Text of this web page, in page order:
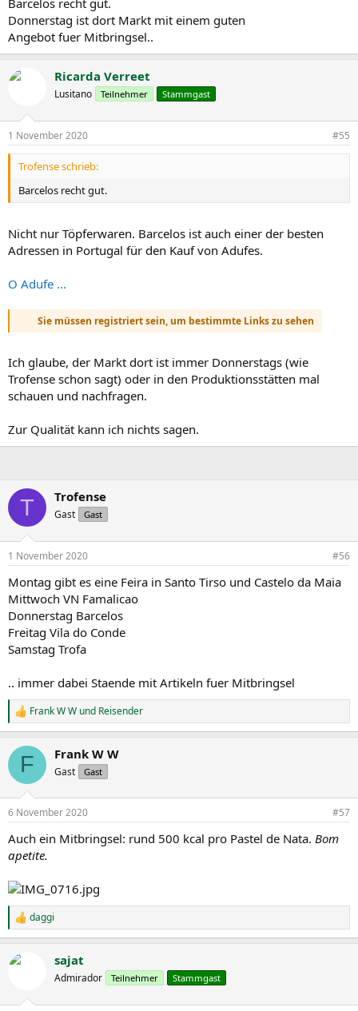
Barcelos recht gut.
Donnerstag ist dort Markt mit einem guten
Angebot fuer Mitbringsel..
Ricarda Verreet
Lusitano Teilnehmer Stammgast
1 November 2020 #55
Trofense schrieb:
Barcelos recht gut.
Nicht nur Töpferwaren. Barcelos ist auch einer der besten
Adressen in Portugal für den Kauf von Adufes.
O Adufe ...
Sie müssen registriert sein, um bestimmte Links zu sehen
Ich glaube, der Markt dort ist immer Donnerstags (wie
Trofense schon sagt) oder in den Produktionsstätten mal
schauen und nachfragen.
Zur Qualität kann ich nichts sagen.
T Trofense
Gast Gast
1 November 2020 #56
Montag gibt es eine Feira in Santo Tirso und Castelo da Maia
Mittwoch VN Famalicao
Donnerstag Barcelos
Freitag Vila do Conde
Samstag Trofa
.. immer dabei Staende mit Artikeln fuer Mitbringsel
R
e
k
i
e
:
Frank W W und Reisender
F Frank W W
Gast Gast
6 November 2020 #57
Auch ein Mitbringsel: rund 500 kcal pro Pastel de Nata. Bom
apetite.
R
e
k
daggi
sajat
Admirador Teilnehmer Stammgast